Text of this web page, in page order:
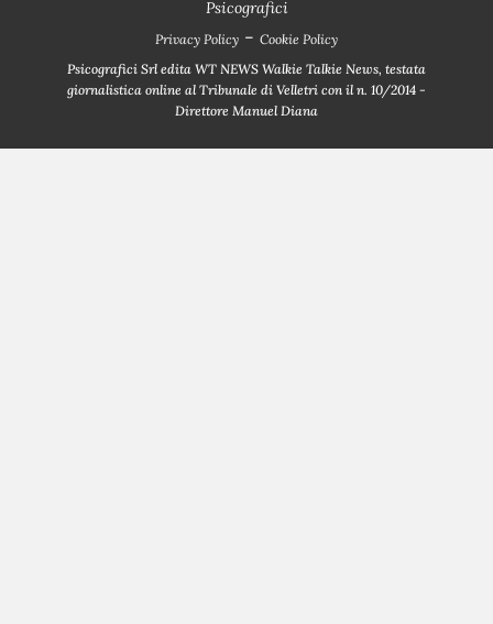
Psicografici
Privacy Policy - Cookie Policy
Psicografici Srl edita WT NEWS Walkie Talkie News, testata
giornalistica online al Tribunale di Velletri con il n. 10/2014 -
Direttore Manuel Diana